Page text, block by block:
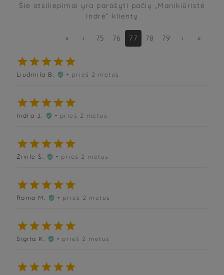
Šie atsiliepimai yra parašyti pačių „Manikiūristė
Indrė“ klientų
« ‹ 75 76 77 78 79 › »

Liudmila B.  • prieš 2 metus

Indra J.  • prieš 2 metus

Živilė Š.  • prieš 2 metus

Roma M.  • prieš 2 metus

Sigita K.  • prieš 2 metus
